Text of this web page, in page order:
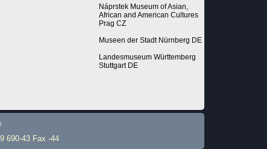
Náprstek Museum of Asian,
African and American Cultures
Prag CZ
Museen der Stadt Nürnberg DE
Landesmuseum Württemberg
Stuttgart DE
690-43 Fax -44